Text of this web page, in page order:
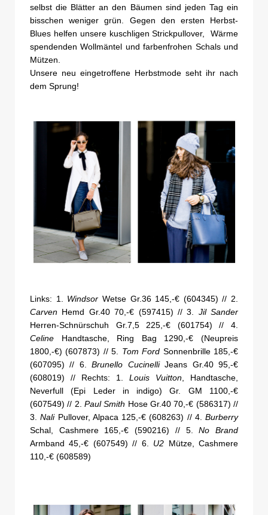
selbst die Blätter an den Bäumen sind jeden Tag ein
bisschen weniger grün. Gegen den ersten Herbst-
Blues helfen unsere kuschligen Strickpullover, Wärme
spendenden Wollmäntel und farbenfrohen Schals und
Mützen.
Unsere neu eingetroffene Herbstmode seht ihr nach
dem Sprung!
Links: 1. Windsor Wetse Gr.36 145,-€ (604345) // 2.
Carven Hemd Gr.40 70,-€ (597415) // 3. Jil Sander
Herren-Schnürschuh Gr.7,5 225,-€ (601754) // 4.
Celine Handtasche, Ring Bag 1290,-€ (Neupreis
1800,-€) (607873) // 5. Tom Ford Sonnenbrille 185,-€
(607095) // 6.Brunello CucinelliJeans Gr.40 95,-€
(608019) // Rechts: 1. Louis Vuitton , Handtasche,
Neverfull (Epi Leder in indigo) Gr. GM 1100,-€
(607549) // 2. Paul Smith Hose Gr.40 70,-€ (586317) //
3.
NaliPullover, Alpaca 125,-€ (608263) // 4. Burberry
Schal, Cashmere 165,-€ (590216) // 5.No Brand
Armband 45,-€ (607549) // 6. U2 Mütze, Cashmere
110,-€ (608589)